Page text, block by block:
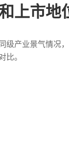
上市地
级产业景气情况
比。